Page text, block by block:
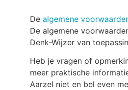
Dealgemene
De algemene
Denk-Wijzer van
Heb je vragen of
meer praktische
Aarzel niet en bel even